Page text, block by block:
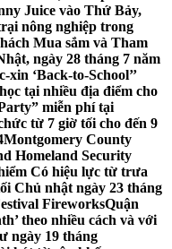
Juice vào Thứ Bảy,
nông nghiệp trong
Mua sắm và Tham
ngày 28 tháng 7 năm
‘Back-to-School’’
tại nhiều địa điểm cho
miễn phí tại
từ 7 giờ tối cho đến 9
Montgomery County
Homeland Security
Có hiệu lực từ trưa
Chủ nhật ngày 23 tháng
FireworksQuận
theo nhiều cách và với
ngày 19 tháng